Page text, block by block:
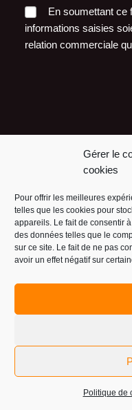
Gérer le
cookies
Pour offrir les meilleures
telles que les cookies pour
appareils. Le fait de consentir
des données telles que le
sur ce site. Le fait de ne pas
avoir un effet négatif sur
Politique de
En soumettant ce
informations saisies
relation commerciale